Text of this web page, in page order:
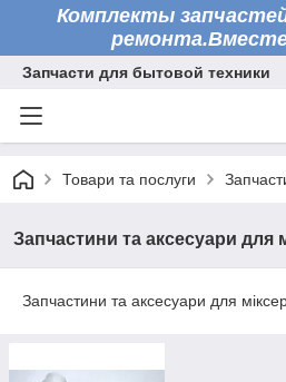
Комплекты
Запчасти для бытовой техники
Товари та послуги
Запчастини та аксесуари для
Запчастини та аксесуари для